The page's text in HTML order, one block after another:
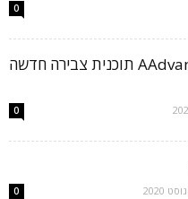
0
אמריקן איירלינס משיקה את AAdvantage תוכנית צבירה חדשה
0
0